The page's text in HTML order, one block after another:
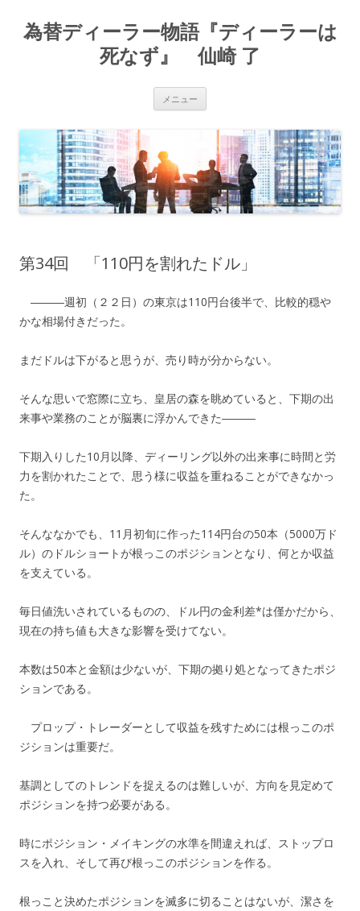
為替ディーラー物語『ディーラーは
死なず』 仙崎 了
メニュー
ン
へ
ス
キ
ッ
プ
第34回 「110円を割れたドル」
―――週初（２２日）の東京は110円台後半で、比較的穏や
かな相場付きだった。
まだドルは下がると思うが、売り時が分からない。
そんな思いで窓際に立ち、皇居の森を眺めていると、下期の出
来事や業務のことが脳裏に浮かんできた―――
下期入りした10月以降、ディーリング以外の出来事に時間と労
力を割かれたことで、思う様に収益を重ねることができなかっ
た。
そんななかでも、11月初旬に作った114円台の50本（5000万ド
ル）のドルショートが根っこのポジションとなり、何とか収益
を支えている。
毎日値洗いされているものの、ドル円の金利差*は僅かだから、
現在の持ち値も大きな影響を受けてない。
本数は50本と金額は少ないが、下期の拠り処となってきたポジ
ションである。
プロップ・トレーダーとして収益を残すためには根っこのポ
ジションは重要だ。
基調としてのトレンドを捉えるのは難しいが、方向を見定めて
ポジションを持つ必要がある。
時にポジション・メイキングの水準を間違えれば、ストップロ
スを入れ、そして再び根っこのポジションを作る。
根っこと決めたポジションを滅多に切ることはないが、潔さを